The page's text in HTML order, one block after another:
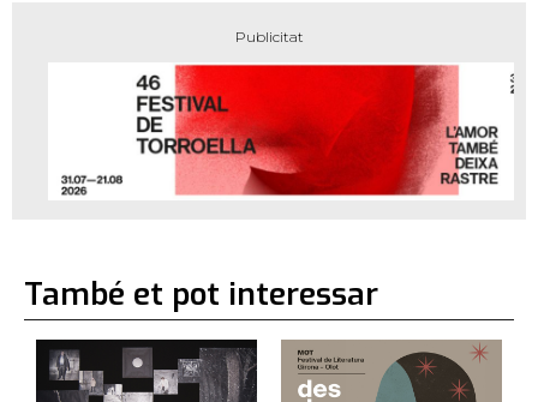
També et pot interessar